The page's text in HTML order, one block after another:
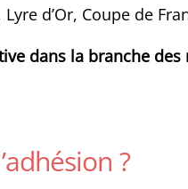
d’Or, Coupe de
dans la branche
?